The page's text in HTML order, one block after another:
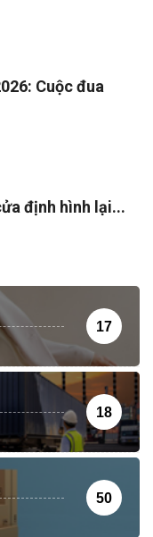
Cuộc đua
định hình lại...
17
18
50